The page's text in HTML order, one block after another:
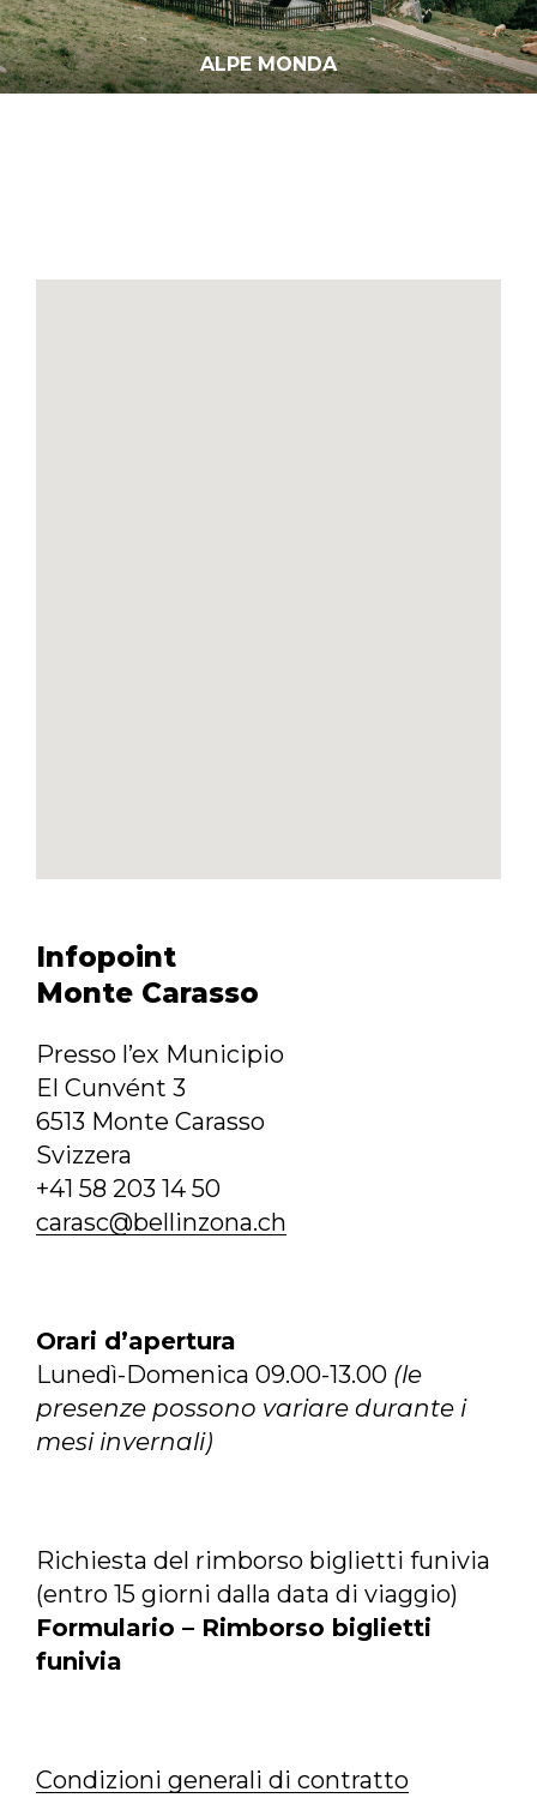
MORNERA
Infopoint
Monte Carasso
Presso l’ex Municipio
El Cunvént 3
6513 Monte Carasso
Svizzera
+41 58 203 14 50
carasc@bellinzona.ch
Orari d’apertura
Lunedì-Domenica 09.00-13.00 (le
presenze possono variare durante i
mesi invernali)
Richiesta del rimborso biglietti funivia
(entro 15 giorni dalla data di viaggio)
Formulario – Rimborso biglietti
funivia
Condizioni generali di contratto